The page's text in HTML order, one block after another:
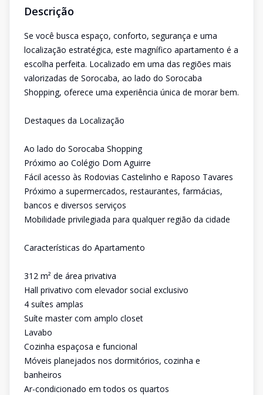
Descrição
Se você busca espaço, conforto, segurança e uma
localização estratégica, este magnífico apartamento é a
escolha perfeita. Localizado em uma das regiões mais
valorizadas de Sorocaba, ao lado do Sorocaba
Shopping, oferece uma experiência única de morar bem.
Destaques da Localização
Ao lado do Sorocaba Shopping
Próximo ao Colégio Dom Aguirre
Fácil acesso às Rodovias Castelinho e Raposo Tavares
Próximo a supermercados, restaurantes, farmácias,
bancos e diversos serviços
Mobilidade privilegiada para qualquer região da cidade
Características do Apartamento
312 m² de área privativa
Hall privativo com elevador social exclusivo
4 suítes amplas
Suíte master com amplo closet
Lavabo
Cozinha espaçosa e funcional
Móveis planejados nos dormitórios, cozinha e
banheiros
Ar-condicionado em todos os quartos